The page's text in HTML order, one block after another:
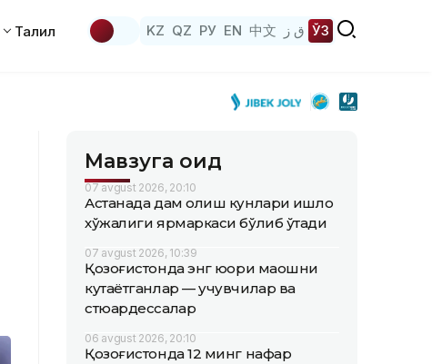
Таҳлил KZ QZ РУ EN 中文 ق ز ЎЗ
Мавзуга оид
07 avgust 2026, 20:10
Астанада дам олиш кунлари қишлоқ
хўжалиги ярмаркаси бўлиб ўтади
07 avgust 2026, 10:39
Қозоғистонда энг юқори маошни
кутаётганлар — учувчилар ва
стюардессалар
06 avgust 2026, 20:10
Қозоғистонда 12 минг нафар